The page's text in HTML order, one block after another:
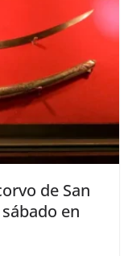
de San
en